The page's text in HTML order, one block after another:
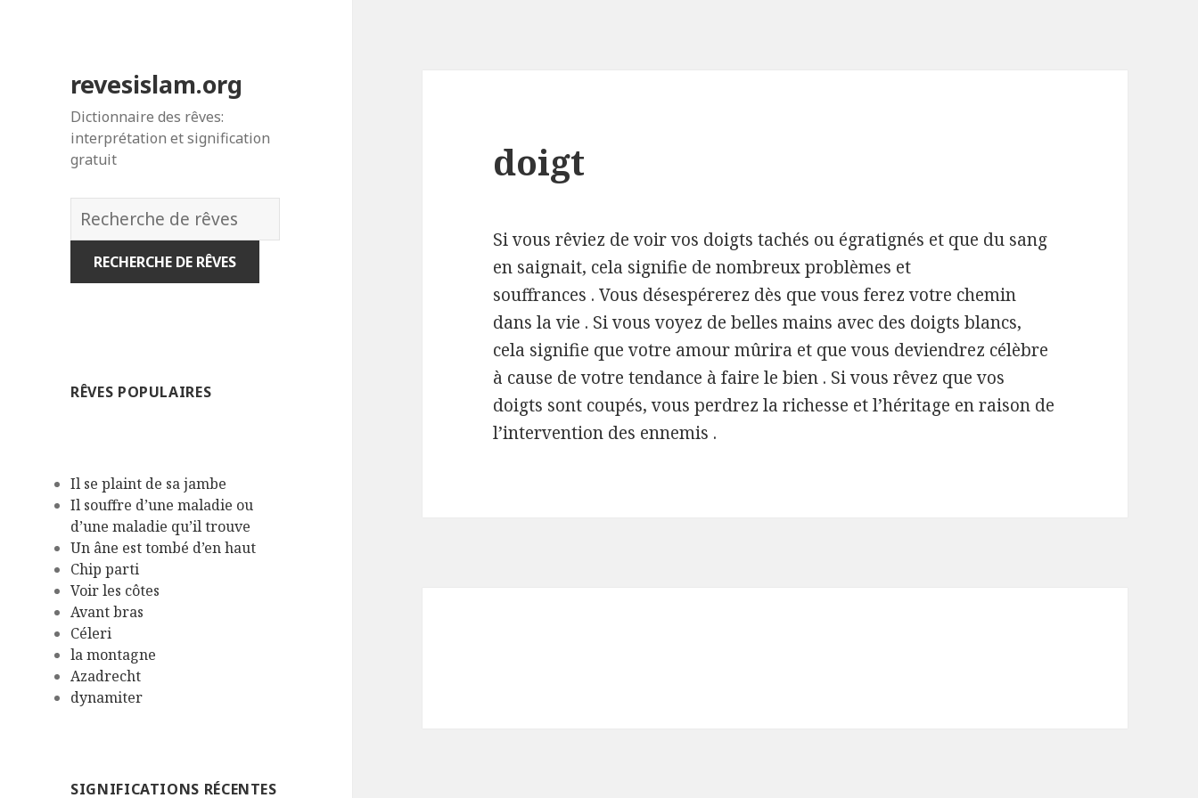
revesislam.org
Dictionnaire des rêves:
interprétation et signification
gratuit
Dictionnaire
des
rêves:
RÊVES POPULAIRES
Il se plaint de sa jambe
Il souffre d’une maladie ou
d’une maladie qu’il trouve
Un âne est tombé d’en haut
Chip parti
Voir les côtes
Avant bras
Céleri
la montagne
Azadrecht
dynamiter
SIGNIFICATIONS RÉCENTES
doigt
Si vous rêviez de voir vos doigts tachés ou égratignés et que du sang
en saignait, cela signifie de nombreux problèmes et
souffrances . Vous désespérerez dès que vous ferez votre chemin
dans la vie . Si vous voyez de belles mains avec des doigts blancs,
cela signifie que votre amour mûrira et que vous deviendrez célèbre
à cause de votre tendance à faire le bien . Si vous rêvez que vos
doigts sont coupés, vous perdrez la richesse et l’héritage en raison de
l’intervention des ennemis .